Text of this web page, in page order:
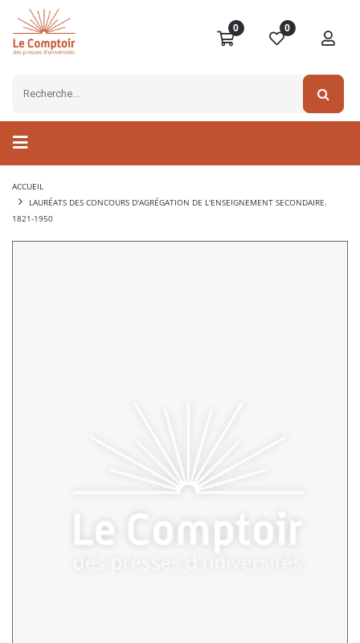
0 0
ACCUEIL
LAURÉATS DES CONCOURS D'AGRÉGATION DE L'ENSEIGNEMENT SECONDAIRE.
1821-1950